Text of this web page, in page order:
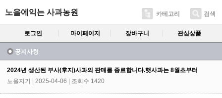
노을에익는 사과농원 카테고리 검색
로그인 마이페이지 장바구니 관심상품
공지사항
2024년 생산된 부사(후지)사과의 판매를 종료합니다.햇사과는 8월초부터
노을지기 | 2025-04-06 | 조회수 1420